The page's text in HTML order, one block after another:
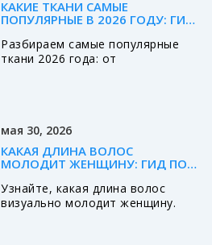
КАКИЕ ТКАНИ САМЫЕ
ПОПУЛЯРНЫЕ В 2026 ГОДУ: ГИД
Разбираем самые популярные
ткани 2026 года: от
мая 30, 2026
КАКАЯ ДЛИНА ВОЛОС
МОЛОДИТ ЖЕНЩИНУ: ГИД ПО
ЛИЦА
Узнайте, какая длина волос
визуально молодит женщину.